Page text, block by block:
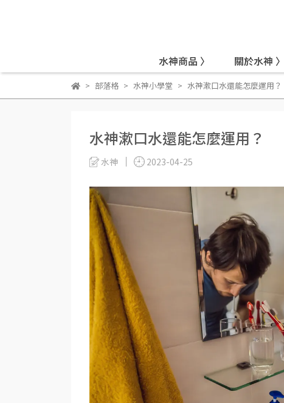
水神商品 〉 關於水神 〉
部落格 水神小學堂 水神漱口水還能怎麼運用？
水神漱口水還能怎麼運用？
水神 2023-04-25